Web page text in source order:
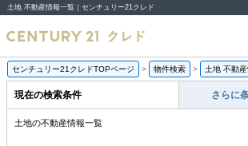
土地 不動産情報一覧｜センチュリー21クレド
センチュリー21クレドTOPページ > 物件検索 > 土地 不動
現在の検索条件 さらに
土地の不動産情報一覧